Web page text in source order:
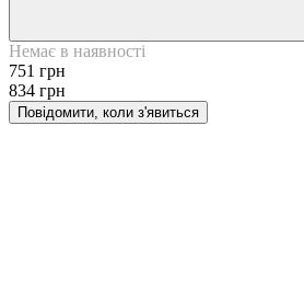
Немає в наявності
751 грн
834 грн
Повідомити, коли з'явиться